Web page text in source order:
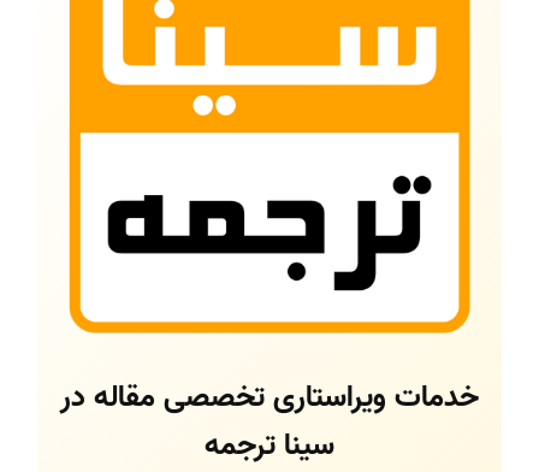
خدمات ویراستاری تخصصی مقاله در
سینا ترجمه